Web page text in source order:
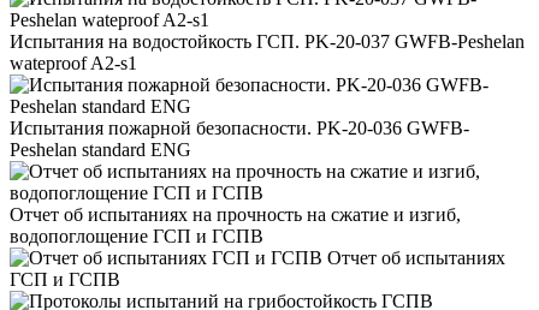
Испытания на водостойкость ГСП. PK-20-037 GWFB-Peshelan
wateproof A2-s1
Испытания пожарной безопасности. PK-20-036 GWFB-
Peshelan standard ENG
Отчет об испытаниях на прочность на сжатие и изгиб,
водопоглощение ГСП и ГСПВ
Отчет об испытаниях
ГСП и ГСПВ